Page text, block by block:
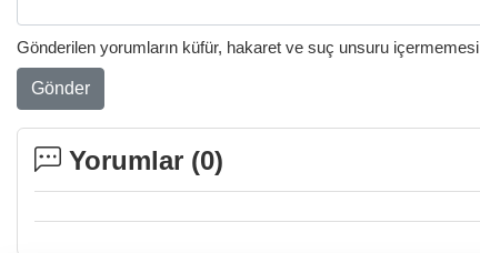
Gönderilen yorumların küfür, hakaret ve suç unsuru içermemesi
Gönder
Yorumlar (0)